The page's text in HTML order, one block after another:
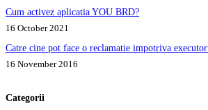
Cum activez aplicatia YOU BRD?
16 October 2021
Catre cine pot face o reclamatie impotriva
16 November 2016
Categorii